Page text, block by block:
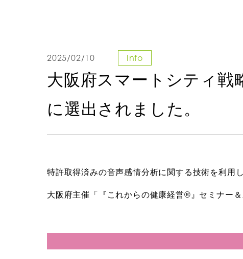
2025/02/10 Info
大阪府スマートシティ戦
に選出されました。
特許取得済みの音声感情分析に関する技術を利用
大阪府主催「『これからの健康経営®︎』セミナー